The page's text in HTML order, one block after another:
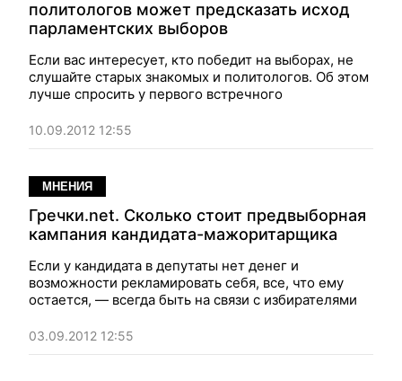
политологов может предсказать исход
парламентских выборов
Если вас интересует, кто победит на выборах, не
слушайте старых знакомых и политологов. Об этом
лучше спросить у первого встречного
10.09.2012 12:55
МНЕНИЯ
Гречки.net. Сколько стоит предвыборная
кампания кандидата-мажоритарщика
Если у кандидата в депутаты нет денег и
возможности рекламировать себя, все, что ему
остается, — всегда быть на связи с избирателями
03.09.2012 12:55